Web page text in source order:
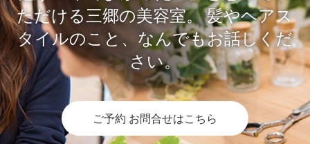
ただける三郷の美容室。髪やヘアス
タイルのこと、なんでもお話しくだ
さい。
ご予約 お問合せはこちら